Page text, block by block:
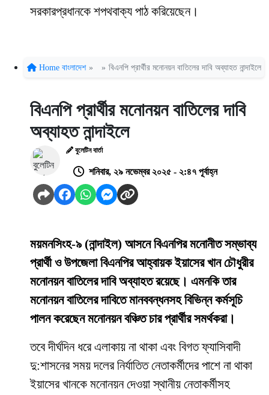
সরকারপ্রধানকে শপথবাক্য পাঠ করিয়েছেন।
Home বাংলাদেশ » » বিএনপি প্রার্থীর মনোনয়ন বাতিলের দাবি অব্যাহত নান্দাইলে
বিএনপি প্রার্থীর মনোনয়ন বাতিলের দাবি
অব্যাহত নান্দাইলে
বুলেটিন বার্তা
শনিবার, ২৯ নভেম্বর ২০২৫ - ২:৪৭ পূর্বাহ্ন
ময়মনসিংহ-৯ (নান্দাইল) আসনে বিএনপির মনোনীত সম্ভাব্য
প্রার্থী ও উপজেলা বিএনপির আহ্বায়ক ইয়াসের খান চৌধুরীর
মনোনয়ন বাতিলের দাবি অব্যাহত রয়েছে। এমনকি তার
মনোনয়ন বাতিলের দাবিতে মানববন্ধনসহ বিভিন্ন কর্মসূচি
পালন করেছেন মনোনয়ন বঞ্চিত চার প্রার্থীর সমর্থকরা।
তবে দীর্ঘদিন ধরে এলাকায় না থাকা এবং বিগত ফ্যাসিবাদী
দু:শাসনের সময় দলের নির্যাতিত নেতাকর্মীদের পাশে না থাকা
ইয়াসের খানকে মনোনয়ন দেওয়া স্থানীয় নেতাকর্মীসহ